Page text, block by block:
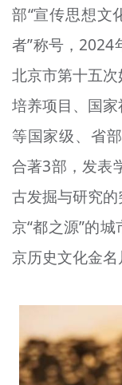
北京宣传文化
宣传思想文化
专题
资料库
部“宣传思想文
者”称号，2024
北京市第十五
培养项目、国
等国家级、省
合著3部，发表
古发掘与研究
京“都之源”的
京历史文化金名